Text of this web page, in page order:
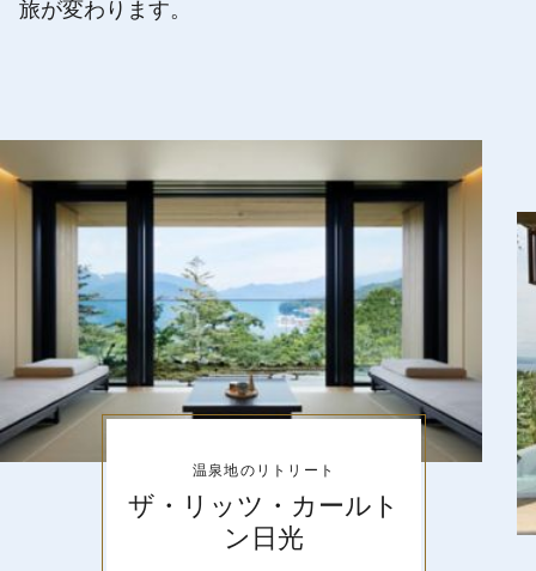
旅が変わります。
温泉地のリトリート
ザ・リッツ・カールト
ン日光